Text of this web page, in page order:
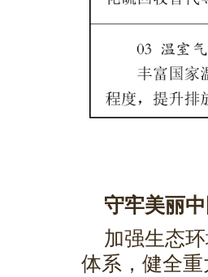
守牢美丽
加强生态
体系，健全